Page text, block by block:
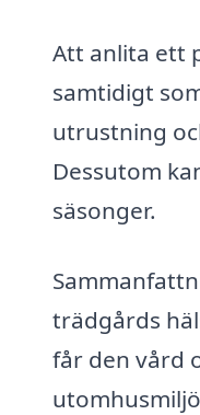
Att anlita ett
samtidigt
utrustning
Dessutom
säsonger.
trädgårds
får den vård